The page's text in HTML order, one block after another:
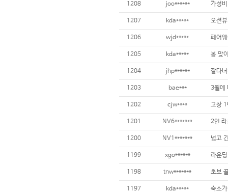
1208 joo****** 가성
1207 kda***** 오션
1206 wjd***** 페어
1205 kda***** 봄 맞
1204 jhp****** 잘다
1203 bae*** 3월에
1202 cjw**** 고창
1201 NV6******* 2인
1200 NV1*******
1199 xgo****** 라운
1198 tnw******* 초보
1197 kda*****